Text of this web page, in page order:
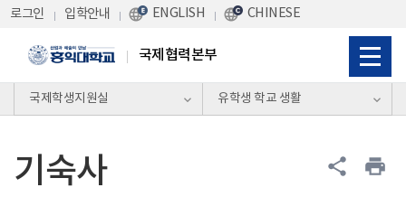
Skip Menu
로그인 입학안내 ENGLISH CHINESE
국제협력본부
국제학생지원실 유학생 학교 생활
기숙사 share print